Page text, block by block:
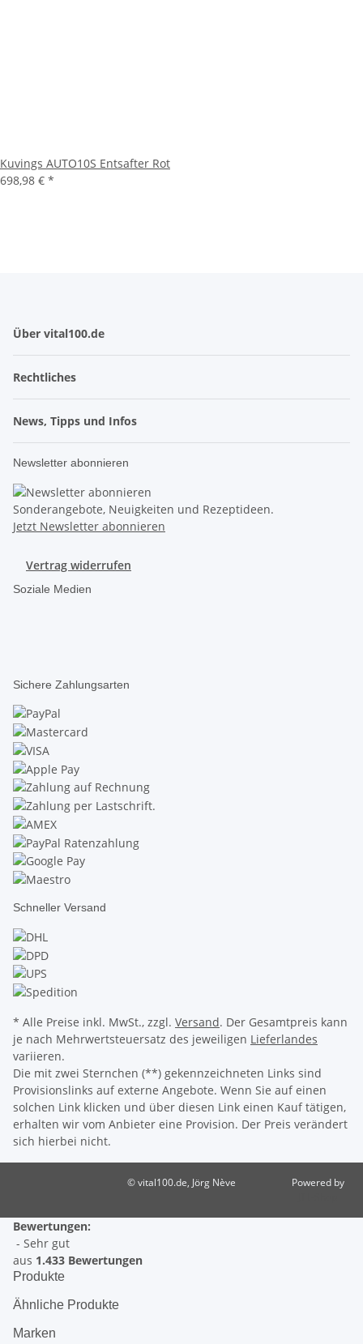
Kuvings AUTO10S Entsafter Rot
698,98 € *
Über vital100.de
Rechtliches
News, Tipps und Infos
Newsletter abonnieren
Sonderangebote, Neuigkeiten und Rezeptideen.
Jetzt Newsletter abonnieren
Vertrag widerrufen
Soziale Medien
Sichere Zahlungsarten
Schneller Versand
* Alle Preise inkl. MwSt., zzgl. Versand. Der Gesamtpreis kann
je nach Mehrwertsteuersatz des jeweiligen Lieferlandes
variieren.
Die mit zwei Sternchen (**) gekennzeichneten Links sind
Provisionslinks auf externe Angebote. Wenn Sie auf einen
solchen Link klicken und über diesen Link einen Kauf tätigen,
erhalten wir vom Anbieter eine Provision. Der Preis verändert
sich hierbei nicht.
© vital100.de, Jörg Nève
Powered by
Bewertungen:
- Sehr gut
aus 1.433 Bewertungen
Produkte
Ähnliche Produkte
Marken